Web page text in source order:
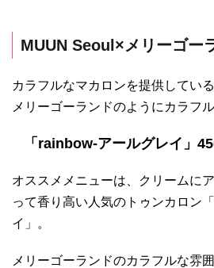
MUUN Seoul×メリーゴー
カラフルなマカロンを提供してい
メリーゴーランドのようにカラフ
「rainbow-アールグレイ」
オススメメニューは、クリームに
って香り高い人気のトゥンカロン
イ」。
メリーゴーランドのカラフルな雰